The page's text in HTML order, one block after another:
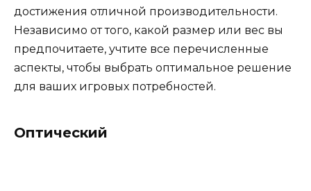
достижения отличной производительности.
Независимо от того, какой размер или вес вы
предпочитаете, учтите все перечисленные
аспекты, чтобы выбрать оптимальное решение
для ваших игровых потребностей.
Оптический